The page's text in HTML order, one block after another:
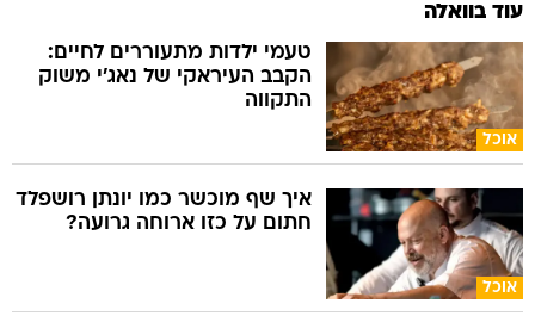
עוד בוואלה
אוכל
טעמי ילדות מתעוררים לחיים:
הקבב העיראקי של נאג׳י משוק
התקווה
אוכל
איך שף מוכשר כמו יונתן רושפלד
חתום על כזו ארוחה גרועה?